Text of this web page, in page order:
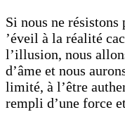
Si nous ne résistons
’éveil à la réalité
l’illusion, nous
d’âme et nous
limité, à l’être
rempli d’une force